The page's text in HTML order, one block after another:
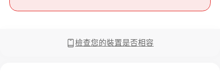
Billion
檢查您的裝置是否相容